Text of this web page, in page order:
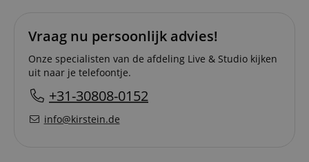
Vraag nu persoonlijk advies!
Onze specialisten van de afdeling Live & Studio kijken
uit naar je telefoontje.
+31-30808-0152
info@kirstein.de